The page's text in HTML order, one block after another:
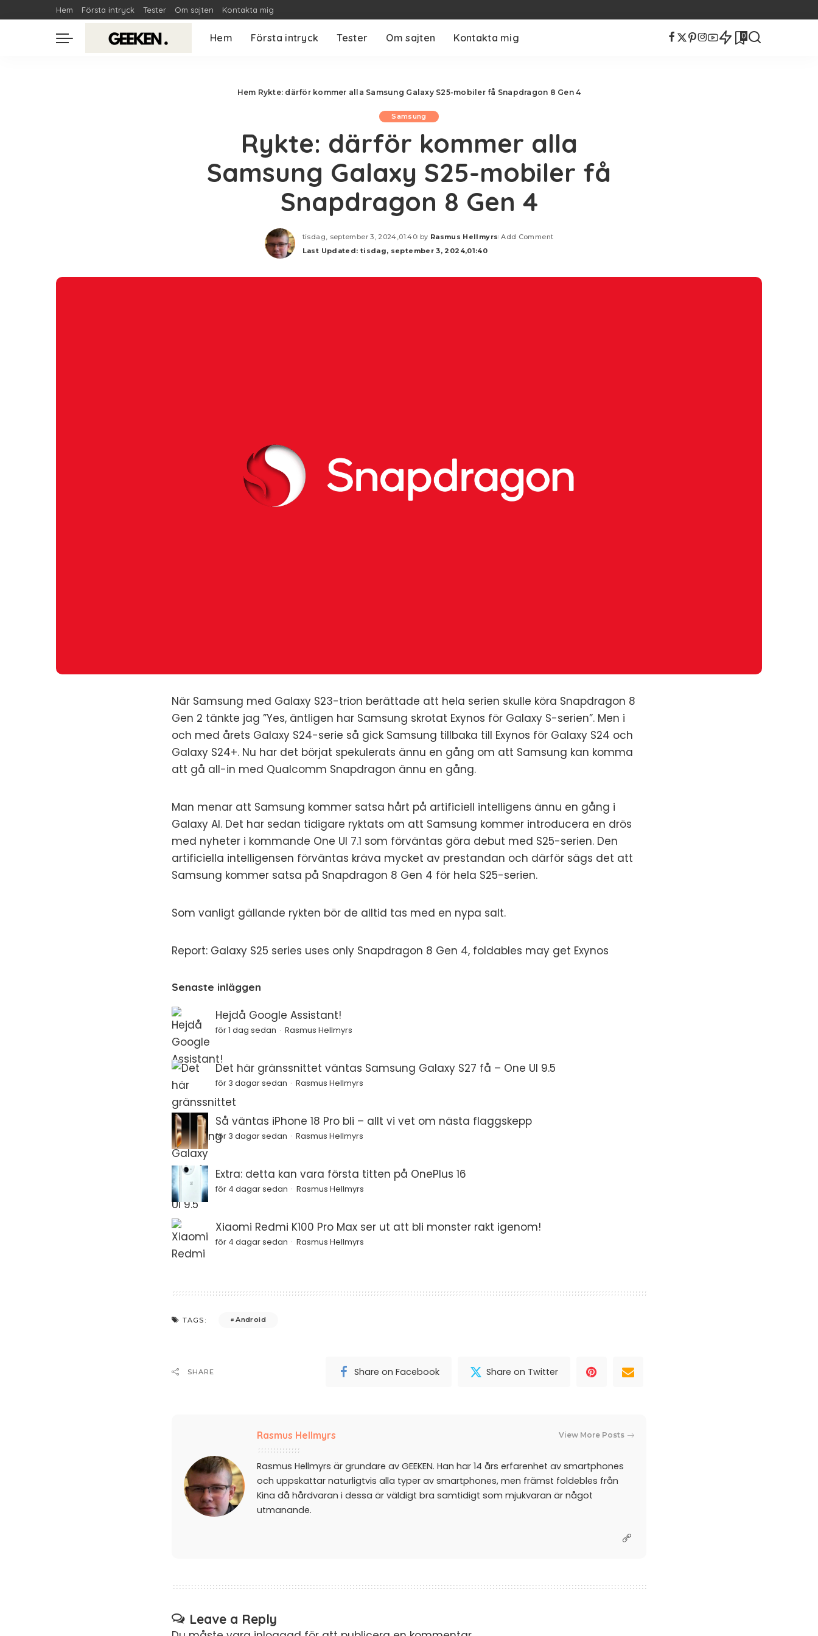
Hem Första intryck Tester Om sajten Kontakta mig
Hem Första intryck Tester Om sajten Kontakta mig 0
Hem Rykte: därför kommer alla Samsung Galaxy S25-mobiler få Snapdragon 8 Gen 4
Samsung
Rykte: därför kommer alla
Samsung Galaxy S25-mobiler få
Snapdragon 8 Gen 4
tisdag, september 3, 2024,01:40
Posted
by
by Rasmus Hellmyrs Add Comment
Last Updated: tisdag, september 3, 2024,01:40
När Samsung med Galaxy S23-trion berättade att hela serien skulle köra Snapdragon 8
Gen 2 tänkte jag ”Yes, äntligen har Samsung skrotat Exynos för Galaxy S-serien”. Men i
och med årets Galaxy S24-serie så gick Samsung tillbaka till Exynos för Galaxy S24 och
Galaxy S24+. Nu har det börjat spekulerats ännu en gång om att Samsung kan komma
att gå all-in med Qualcomm Snapdragon ännu en gång.
Man menar att Samsung kommer satsa hårt på artificiell intelligens ännu en gång i
Galaxy AI. Det har sedan tidigare ryktats om att Samsung kommer introducera en drös
med nyheter i kommande One UI 7.1 som förväntas göra debut med S25-serien. Den
artificiella intelligensen förväntas kräva mycket av prestandan och därför sägs det att
Samsung kommer satsa på Snapdragon 8 Gen 4 för hela S25-serien.
Som vanligt gällande rykten bör de alltid tas med en nypa salt.
Report: Galaxy S25 series uses only Snapdragon 8 Gen 4, foldables may get Exynos
Senaste inläggen
Hejdå Google Assistant!
för 1 dag sedan Rasmus Hellmyrs
Det här gränssnittet väntas Samsung Galaxy S27 få – One UI 9.5
för 3 dagar sedan Rasmus Hellmyrs
Så väntas iPhone 18 Pro bli – allt vi vet om nästa flaggskepp
för 3 dagar sedan Rasmus Hellmyrs
Extra: detta kan vara första titten på OnePlus 16
för 4 dagar sedan Rasmus Hellmyrs
Xiaomi Redmi K100 Pro Max ser ut att bli monster rakt igenom!
för 4 dagar sedan Rasmus Hellmyrs
TAGS: Android
SHARE Share on Facebook Share on Twitter
Rasmus Hellmyrs View More Posts
Rasmus Hellmyrs är grundare av GEEKEN. Han har 14 års erfarenhet av smartphones
och uppskattar naturligtvis alla typer av smartphones, men främst foldebles från
Kina då hårdvaran i dessa är väldigt bra samtidigt som mjukvaran är något
utmanande.
Leave a Reply